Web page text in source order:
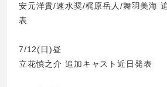
安元洋貴/速水奨/梶原岳人/舞羽美海
表
7/12(日)昼
立花慎之介 追加キャスト近日発表